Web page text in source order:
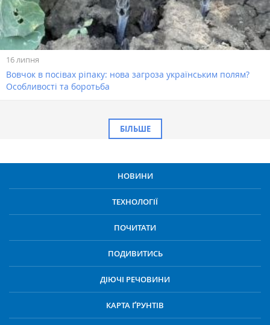
16 липня
Вовчок в посівах ріпаку: нова загроза українським полям?
Особливості та боротьба
БІЛЬШЕ
НОВИНИ
ТЕХНОЛОГІЇ
ПОЧИТАТИ
ПОДИВИТИСЬ
ДІЮЧІ РЕЧОВИНИ
КАРТА ҐРУНТІВ